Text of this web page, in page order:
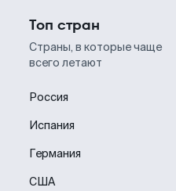
Топ стран
Страны, в которые чаще
всего летают
Россия
Испания
Германия
США